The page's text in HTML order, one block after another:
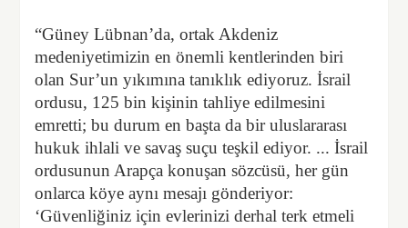
“Güney Lübnan’da, ortak Akdeniz
medeniyetimizin en önemli kentlerinden biri
olan Sur’un yıkımına tanıklık ediyoruz. İsrail
ordusu, 125 bin kişinin tahliye edilmesini
emretti; bu durum en başta da bir uluslararası
hukuk ihlali ve savaş suçu teşkil ediyor. ... İsrail
ordusunun Arapça konuşan sözcüsü, her gün
onlarca köye aynı mesajı gönderiyor:
‘Güvenliğiniz için evlerinizi derhal terk etmeli